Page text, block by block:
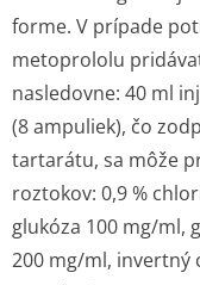
forme. V prípade
metoprololu
nasledovne: 40 ml
(8 ampuliek), čo
tartarátu, sa môže
roztokov: 0,9 %
glukóza 100 mg/ml,
200 mg/ml, invertný